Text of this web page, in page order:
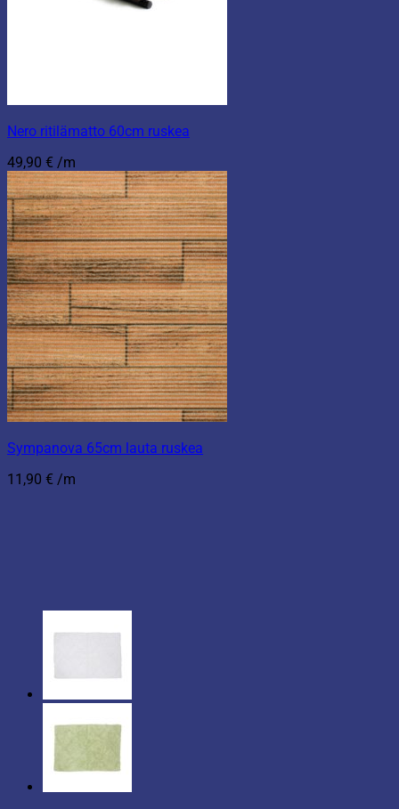
Nero ritilämatto 60cm ruskea
49,90 € /m
Sympanova 65cm lauta ruskea
11,90 € /m